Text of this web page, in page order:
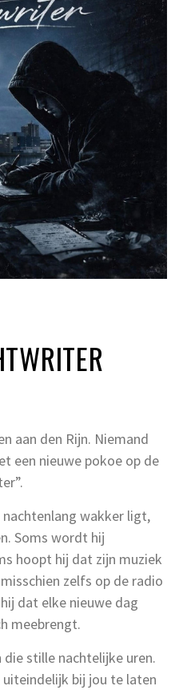
aan den Rijn. Niemand
een nieuwe pokoe op de
wakker ligt,
Soms wordt hij
hoopt hij dat zijn muziek
zelfs op de radio
dat elke nieuwe dag
meebrengt.
die stille nachtelijke uren.
bij jou te laten